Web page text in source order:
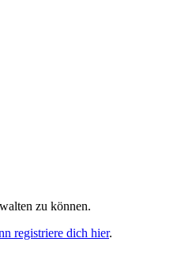
zu können.
registriere dich hier.